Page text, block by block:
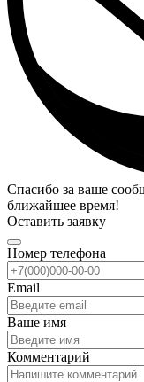
Спасибо за ваше
ближайшее время!
Оставить заявку
Номер телефона
Email
Ваше имя
Комментарий